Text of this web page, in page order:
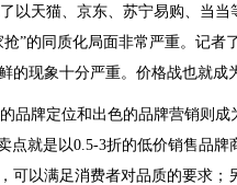
天猫、京东、苏宁易购、当当
”的同质化局面非常严重。记者
的现象十分严重。价格战也就成
牌定位和出色的品牌营销则成
点就是以0.5-3折的低价销售品
可以满足消费者对品质的要求